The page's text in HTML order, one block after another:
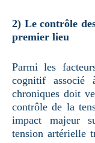
2) Le contrôle
premier lieu
Parmi les
cognitif associé
chroniques doit
contrôle de la
impact majeur
tension artérielle